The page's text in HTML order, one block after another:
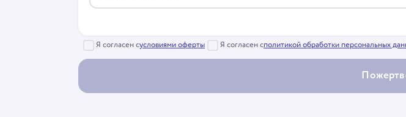
Я согласен сусловиями оферты Я согласен сполитикой обработки персональных